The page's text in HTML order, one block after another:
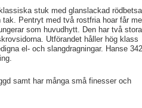
stuk med glanslackad
Pentryt med två rostfria hoar får
som huvudhytt. Den har två stora
Utförandet håller hög klass
el- och slangdragningar. Hanse 342
samt har många små finesser och